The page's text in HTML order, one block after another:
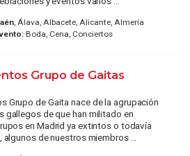
, Álava, Albacete, Alicante, Almería
Boda, Cena, Conciertos
Grupo de Gaitas
Grupo de Gaita nace de la agrupación
gallegos de que han militado en
en Madrid ya extintos o todavía
algunos de nuestros miembros ...